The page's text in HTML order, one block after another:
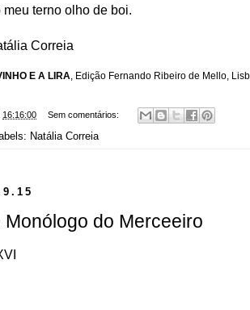
meu terno olho de boi.
Correia
E A LIRA, Edição Fernando Ribeiro de Mello,
16:16:00 Sem comentários:
Natália Correia
Monólogo do Merceeiro